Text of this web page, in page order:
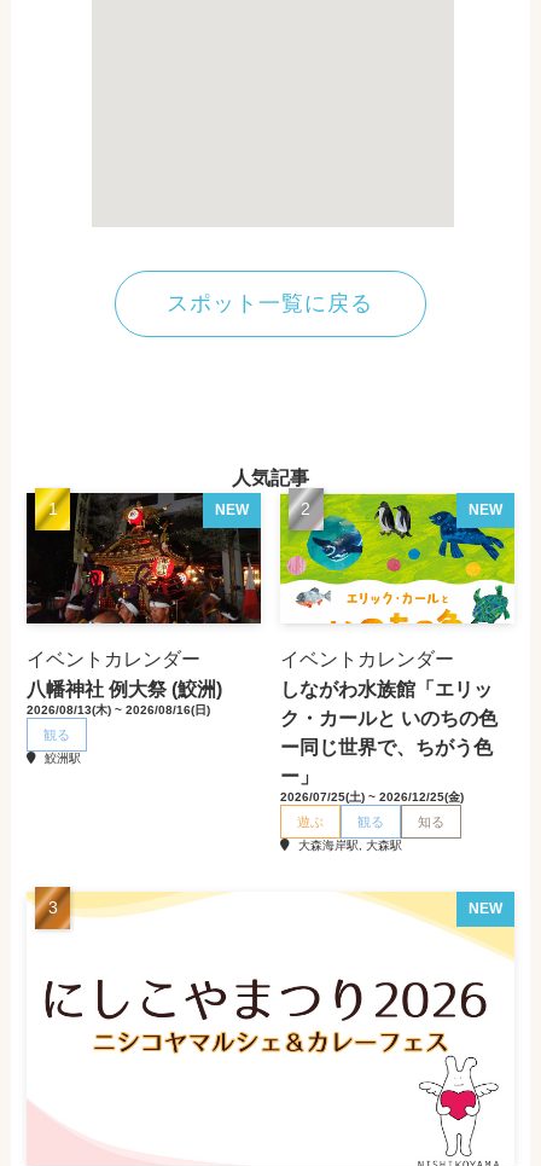
スポット一覧に戻る
人気記事
NEW
イベントカレンダー
八幡神社 例大祭 (鮫洲)
2026/08/13(木) ~ 2026/08/16(日)
観る
鮫洲駅
NEW
イベントカレンダー
しながわ水族館「エリッ
ク・カールと いのちの色
ー同じ世界で、ちがう色
ー」
2026/07/25(土) ~ 2026/12/25(金)
遊ぶ 観る 知る
大森海岸駅, 大森駅
NEW